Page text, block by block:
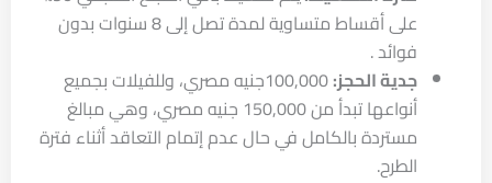
على أقساط متساوية لمدة تصل إلى 8 سنوات بدون
فوائد .
جدية الحجز:
100,000جنيه مصري، وللفيلات بجميع
أنواعها تبدأ من 150,000 جنيه مصري، وهي مبالغ
مستردة بالكامل في حال عدم إتمام التعاقد أثناء فترة
الطرح.